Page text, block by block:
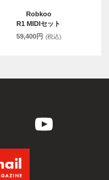
Robkoo
R1 MIDIセット
59,400円 (税込)